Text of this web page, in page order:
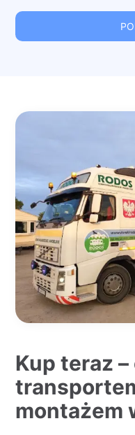
Kup teraz
montażem